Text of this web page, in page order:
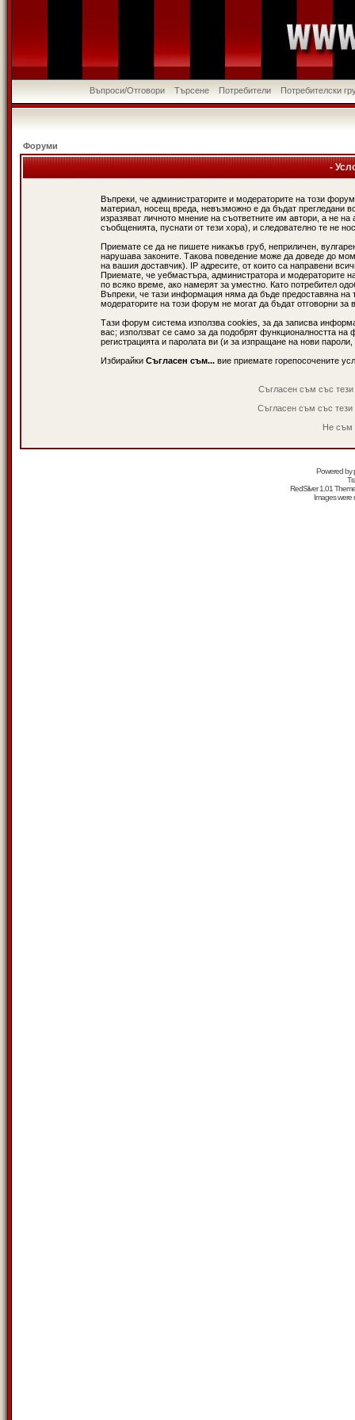
Въпроси/Отговори Търсене Потребители Потребителски
Форуми
-
Въпреки, че администраторите и модераторите на този
материал, носещ вреда, невъзможно е да бъдат прегледани
изразяват личното мнение на съответните им автори, а не
съобщенията, пуснати от тези хора), и следователно те не
Приемате се да не пишете никакъв груб, неприличен,
нарушава законите. Такова поведение може да доведе до
на вашия доставчик). IP адресите, от които са направени
Приемате, че уебмастъра, администратора и модераторите
по всяко време, ако намерят за уместно. Като потребител
Въпреки, че тази информация няма да бъде предоставяна
модераторите на този форум не могат да бъдат отговорни за
Тази форум система използва cookies, за да записва
вас; използват се само за да подобрят функционалността
регистрацията и паролата ви (и за изпращане на нови
Избирайки Съгласен съм... вие приемате горепосочените
Съгласен съм със
Съгласен съм със
Не съм
Powered by
RedSilver 1.01
Images were